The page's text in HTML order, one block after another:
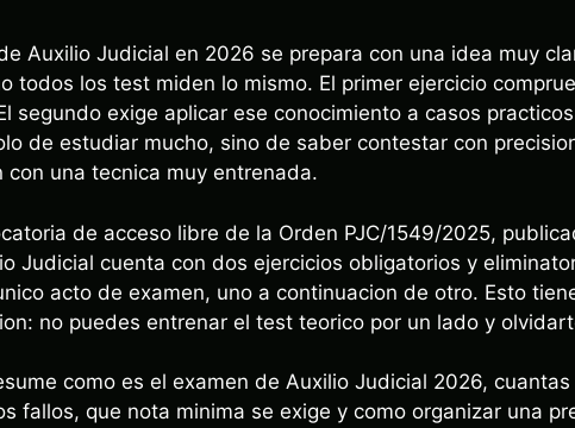
Auxilio Judicial en 2026 se prepara con una idea muy
todos los test miden lo mismo. El primer ejercicio
segundo exige aplicar ese conocimiento a casos
de estudiar mucho, sino de saber contestar con
con una tecnica muy entrenada.
de acceso libre de la Orden PJC/1549/2025,
Judicial cuenta con dos ejercicios obligatorios y
acto de examen, uno a continuacion de otro. Esto
no puedes entrenar el test teorico por un lado y
como es el examen de Auxilio Judicial 2026,
fallos, que nota minima se exige y como organizar una